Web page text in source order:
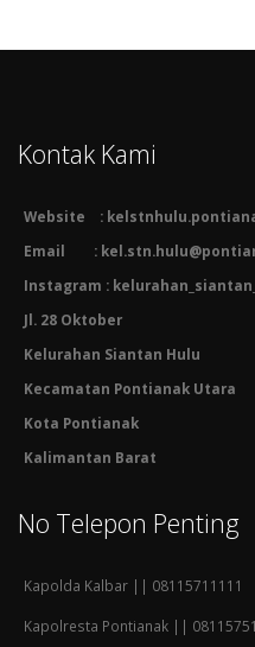
Kontak Kami
Website :
Email :
Instagram :
Jl. 28 Oktober
Kelurahan Siantan Hulu
Kecamatan Pontianak Utara
Kota Pontianak
Kalimantan Barat
No Telepon Penting
Kapolda Kalbar || 08115711111
Kapolresta Pontianak ||